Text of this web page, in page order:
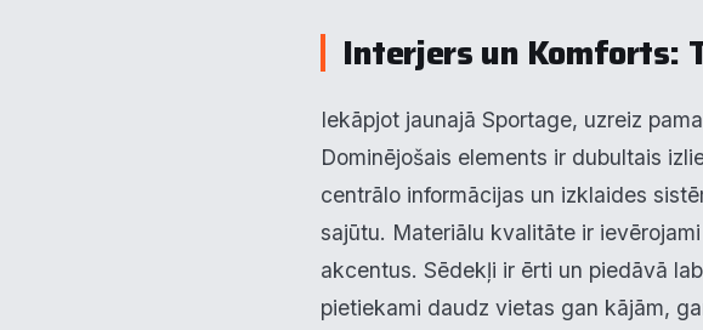
Interjers un Komforts:
Iekāpjot jaunajā Sportage, uzreiz
Dominējošais elements ir dubultais
centrālo informācijas un izklaides
sajūtu. Materiālu kvalitāte ir
akcentus. Sēdekļi ir ērti un piedāvā
pietiekami daudz vietas gan kājām,